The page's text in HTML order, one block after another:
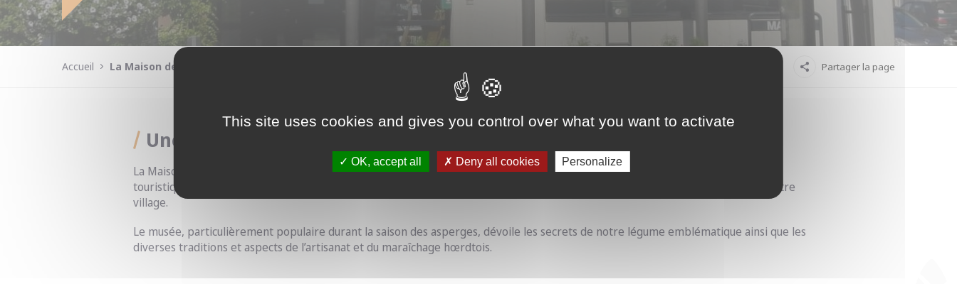
Accueil La Maison des Arts et du Patrimoine Partager la page
Une ancienne brasserie réhabilitée
La Maison des Arts et du Patrimoine, avec la restauration de l’ancienne brasserie « À la Couronne », est au cœur d’un projet éco-
touristique dynamique dans la Basse-Zorn, préservant notre riche patrimoine architectural et participe ainsi à l’animation de notre
village.
Le musée, particulièrement populaire durant la saison des asperges, dévoile les secrets de notre légume emblématique ainsi que les
diverses traditions et aspects de l’artisanat et du maraîchage hœrdtois.
This site uses cookies and gives you control over what you want to activate
OK, accept all Deny all cookies Personalize